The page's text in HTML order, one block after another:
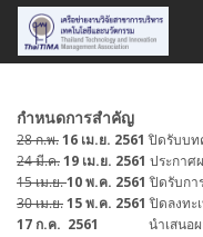
กำหนดการสำคัญ
28 ก.พ.16 เม.ย. 2561 ปิดรับบท
24 มี.ค.19 เม.ย. 2561 ประกาศ
15 เม.ย.10 พ.ค. 2561 ปิดรับก
30 เม.ย.15 พ.ค. 2561 ปิดลงทะ
17 ก.ค. 2561
นำเสนอผ